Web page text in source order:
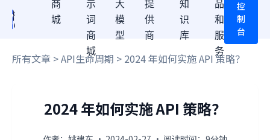
商
城
示
词
商
城
大
模
型
提
供
商
知
识
库
品
和
服
务
控
制
台
所有文章 >API生命周期 > 2024 年如何实施 API 策略？
2024 年如何实施 API 策略？